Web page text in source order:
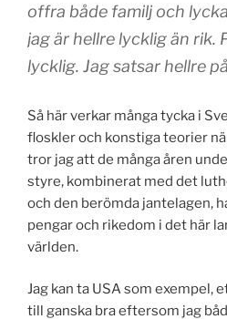
offra både familj och
jag är hellre lycklig än rik.
lycklig. Jag satsar hellre
Så här verkar många tycka i
floskler och konstiga teorier
tror jag att de många åren
styre, kombinerat med det
och den berömda jantelagen,
pengar och rikedom i det här
världen.
Jag kan ta USA som exempel,
till ganska bra eftersom jag